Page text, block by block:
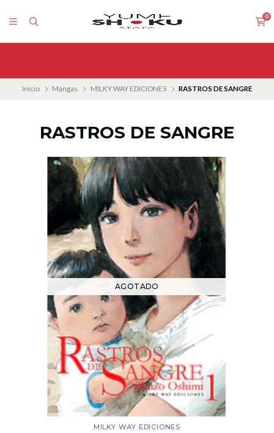
0
Inicio Mangas MILKY WAY EDICIONES RASTROS DE SANGRE
RASTROS DE SANGRE
AGOTADO
MILKY WAY EDICIONES